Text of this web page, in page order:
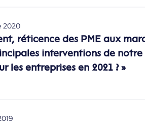
2020
réticence des PME aux
interventions de notre
les entreprises en 2021 ? »